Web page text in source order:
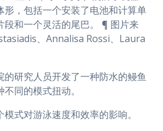
形，包括一个安装了电池和计算单
段和一个灵活的尾巴。 ¶ 图片来
、Annalisa Rossi、Laura
研究人员开发了一种防水的鳗鱼
同的模式扭动。
式对游泳速度和效率的影响。